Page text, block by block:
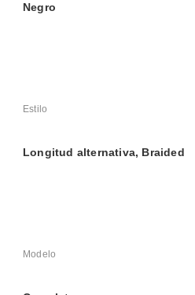
Negro
Estilo
Longitud alternativa, Braided
Modelo